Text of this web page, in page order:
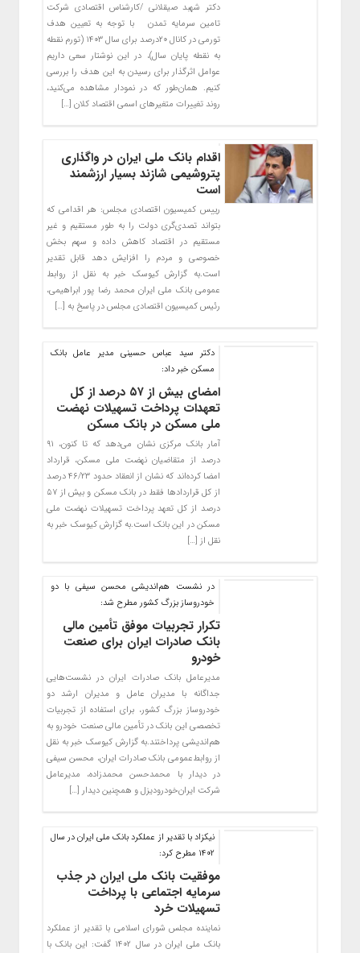
دکتر شهبد صیقلانی /کارشناس اقتصادی شرکت
تامین سرمایه تمدن با توجه به تعیین هدف
تورمی در کانال ۲۰‌درصد برای سال ۱۴۰۳ (تورم نقطه
به نقطه پایان سال)، در این نوشتار سعی داریم
عوامل اثرگذار برای رسیدن به این هدف را بررسی
کنیم. همان‌طور که در نمودار مشاهده می‌‌‌کنید،
روند تغییرات متغیرهای اسمی اقتصاد کلان […]
اقدام بانک ملی ایران در واگذاری
پتروشیمی شازند بسیار ارزشمند
است
رییس کمیسیون اقتصادی مجلس: هر اقدامی که
بتواند تصدی‌گری دولت را به طور مستقیم و غیر
مستقیم در اقتصاد کاهش داده و سهم بخش
خصوصی و مردم را افزایش دهد قابل تقدیر
است.به گزارش کیوسک خبر به نقل از روابط
عمومی بانک ملی ایران محمد رضا پور ابراهیمی،
رئیس کمیسیون اقتصادی مجلس در پاسخ به […]
دکتر سید عباس حسینی مدیر عامل بانک
مسکن خبر داد:
امضای بیش از ۵۷ درصد از کل
تعهدات پرداخت تسهیلات نهضت
ملی مسکن در بانک مسکن
آمار بانک مرکزی نشان می‌دهد که تا کنون، ۹۱
درصد از متقاضیان نهضت ملی مسکن، قرارداد
امضا کرده‌اند که نشان از انعقاد حدود ۴۶/۲۳ درصد
از کل قراردادها فقط در بانک مسکن و بیش از ۵۷
درصد از کل تعهد پرداخت تسهیلات نهضت ملی
مسکن در این بانک است.به گزارش کیوسک خبر به
نقل از […]
در نشست هم‌اندیشی محسن سیفی با دو
خودروساز بزرگ کشور مطرح شد:
تکرار تجربیات موفق تأمین مالی
بانک صادرات ایران برای صنعت
خودرو
​مدیرعامل بانک صادرات ایران در نشست‌هایی
جداگانه با مدیران عامل و مدیران ارشد دو
خودروساز بزرگ کشور، برای استفاده از تجربیات
تخصصی این بانک در تأمین مالی صنعت خودرو به
هم‌اندیشی پرداختند.به گزارش کیوسک خبر به نقل
از روابط‌عمومی بانک صادرات ایران، محسن سیفی
در دیدار با محمدحسن محمد‌زاده، مدیرعامل
شرکت ایران‌خودرودیزل و همچنین دیدار […]
نیکزاد با تقدیر از عملکرد بانک ملی ایران در سال
1402 مطرح کرد:
موفقیت بانک ملی ایران در جذب
سرمایه اجتماعی با پرداخت
تسهیلات خرد
نماینده مجلس شورای اسلامی با تقدیر از عملکرد
بانک ملی ایران در سال ۱۴۰۲ گفت: این بانک با